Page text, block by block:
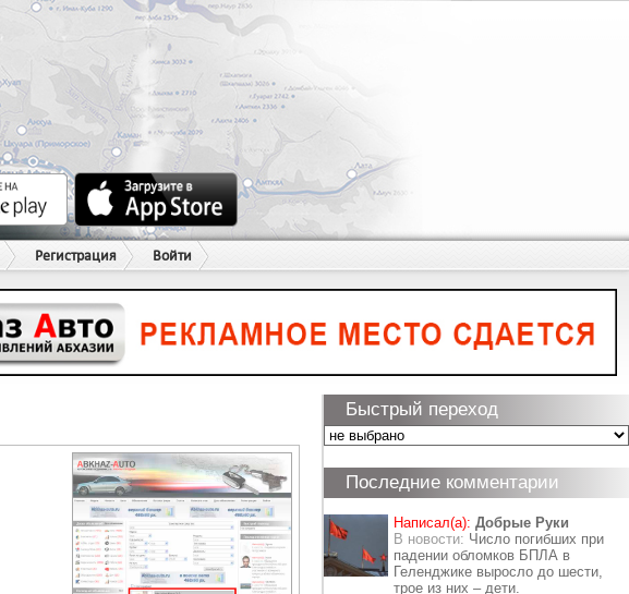
Регистрация Войти
Быстрый переход
Последние комментарии
Написал(а): Добрые Руки
В новости: Число погибших при
падении обломков БПЛА в
Геленджике выросло до шести,
трое из них – дети.